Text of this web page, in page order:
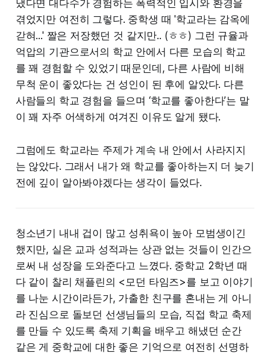
냈다면 대다수가 경험하는 폭력적인 입시와 환경을
겪었지만 여전히 그렇다. 중학생 때 '학교라는 감옥에
갇혀...' 짤은 저장했던 것 같지만.. (ㅎㅎ) 그런 규율과
억압의 기관으로서의 학교 안에서 다른 모습의 학교
를 꽤 경험할 수 있었기 때문인데, 다른 사람에 비해
무척 운이 좋았다는 건 성인이 된 후에 알았다. 다른
사람들의 학교 경험을 들으며 ‘학교를 좋아한다’는 말
이 꽤 자주 어색하게 여겨진 이유도 알게 됐다.
그럼에도 학교라는 주제가 계속 내 안에서 사라지지
는 않았다. 그래서 내가 왜 학교를 좋아하는지 더 늦기
전에 깊이 알아봐야겠다는 생각이 들었다.
청소년기 내내 겁이 많고 성취욕이 높아 모범생이긴
했지만, 실은 교과 성적과는 상관 없는 것들이 인간으
로써 내 성장을 도와준다고 느꼈다. 중학교 2학년 때
다 같이 찰리 채플린의 <모던 타임즈>를 보고 이야기
를 나눈 시간이라든가, 가출한 친구를 혼내는 게 아니
라 진심으로 돌보던 선생님들의 모습, 직접 학교 축제
를 만들 수 있도록 축제 기획을 배우고 해냈던 순간
같은 게 중학교에 대한 좋은 기억으로 여전히 선명하